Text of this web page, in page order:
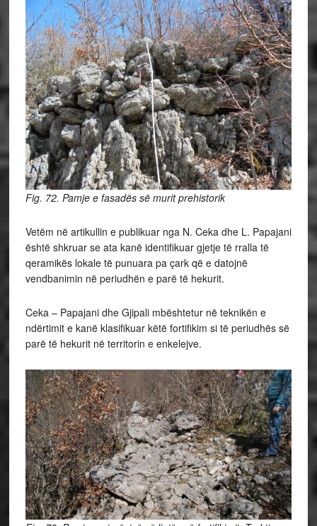
Fig. 72. Pamje e fasadës së murit prehistorik
Vetëm në artikullin e publikuar nga N. Ceka dhe L. Papajani
është shkruar se ata kanë identifikuar gjetje të rralla të
qeramikës lokale të punuara pa çark që e datojnë
vendbanimin në periudhën e parë të hekurit.
Ceka – Papajani dhe Gjipali mbështetur në teknikën e
ndërtimit e kanë klasifikuar këtë fortifikim si të periudhës së
parë të hekurit në territorin e enkelejve.